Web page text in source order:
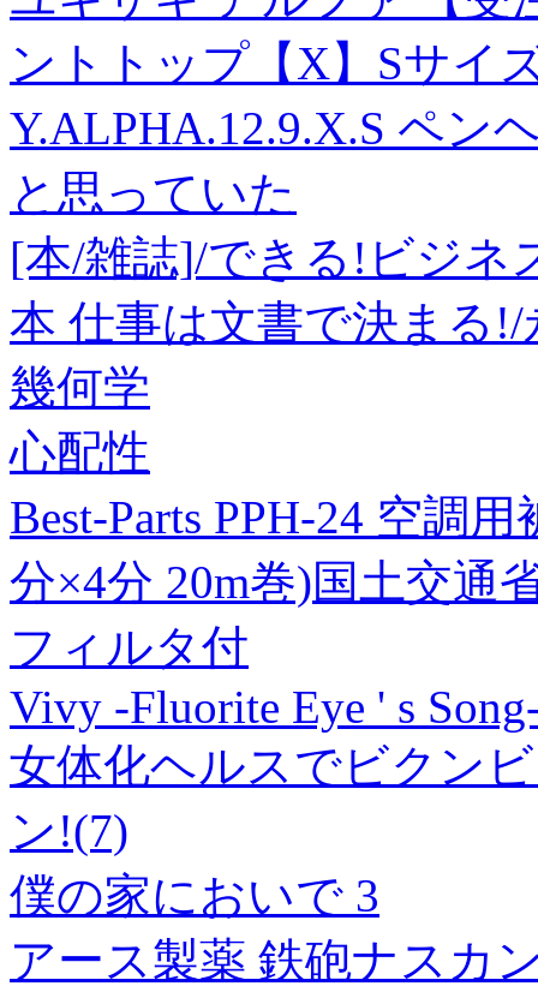
ントトップ【X】Sサイ
Y.ALPHA.12.9.X.S ペン
と思っていた
[本/雑誌]/できる!ビジネ
本 仕事は文書で決まる
幾何学
心配性
Best-Parts PPH-24 空調
分×4分 20m巻)国土交通
フィルタ付
Vivy -Fluorite Eye ' s
女体化ヘルスでビクン
ン!(7)
僕の家においで 3
アース製薬 鉄砲ナスカ